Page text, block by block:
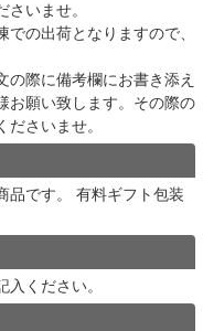
いませ。
の出荷となりますので、
の際に備考欄にお書き添え
お願い致します。その際の
さいませ。
品です。 有料ギフト包装
ください。